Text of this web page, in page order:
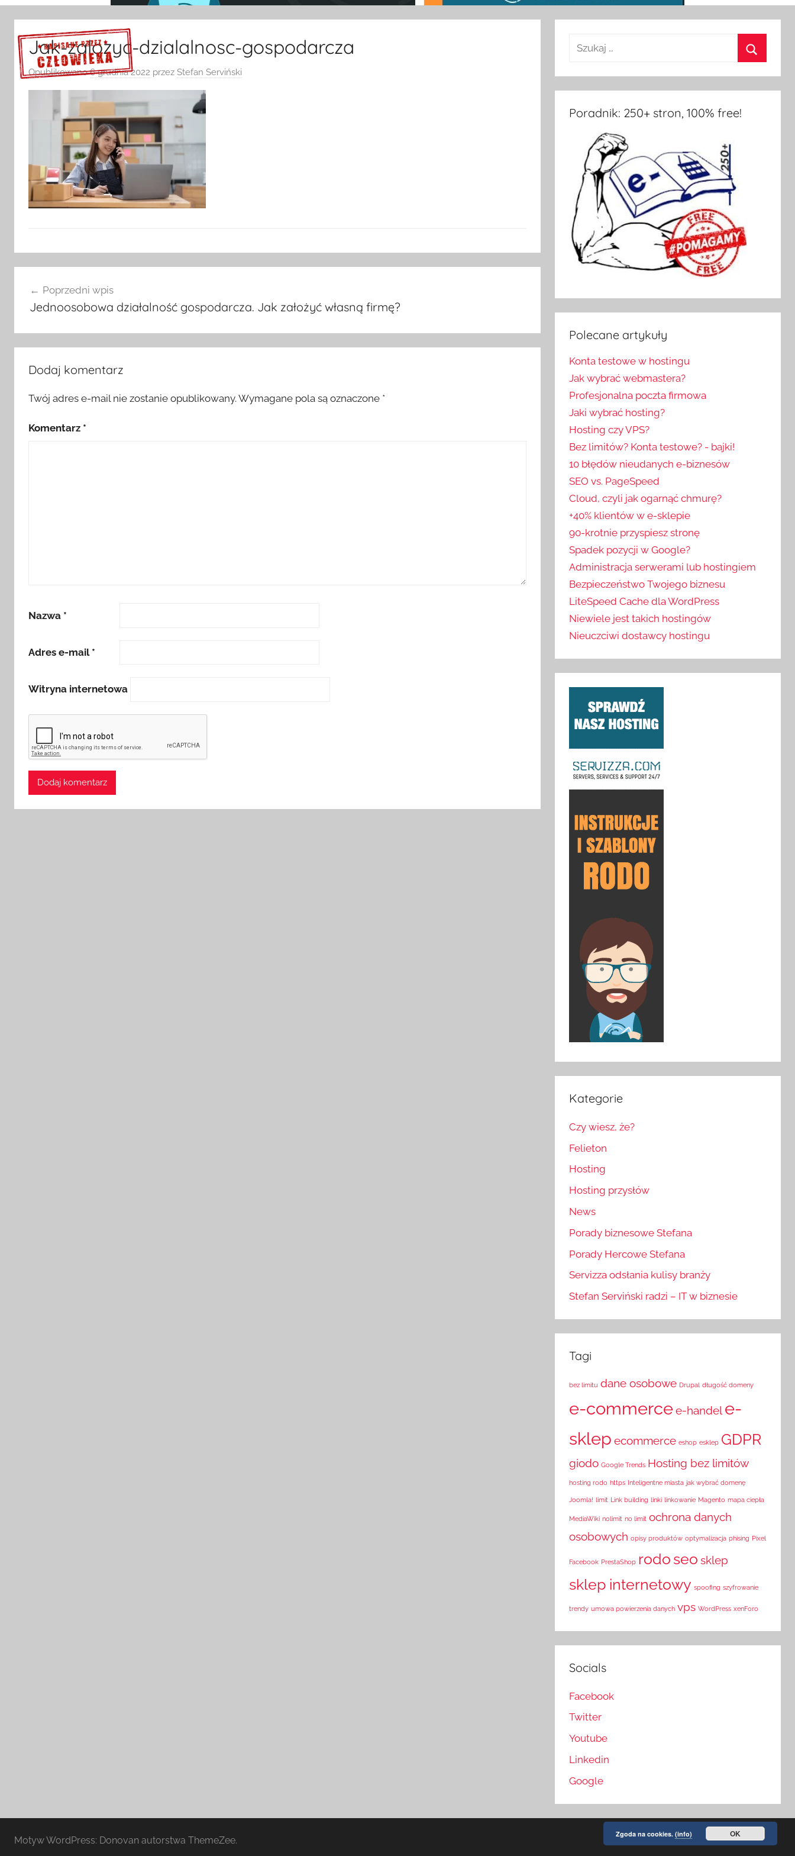
Sprawdź szczegóły >>>
Jak-zalozyc-dzialalnosc-gospodarcza
Opublikowano6 grudnia 2022 przez Stefan Serviński
wpisuPoprzedni wpis
Jednoosobowa działalność gospodarcza. Jak założyć własną firmę?
Dodaj komentarz
Twój adres e-mail nie zostanie opublikowany. Wymagane pola są oznaczone *
Komentarz *
Nazwa *
Adres e-mail *
Witryna internetowa
Szukaj:
Poradnik: 250+ stron, 100% free!
Polecane artykuły
Konta testowe w hostingu
Jak wybrać webmastera?
Profesjonalna poczta firmowa
Jaki wybrać hosting?
Hosting czy VPS?
Bez limitów? Konta testowe? - bajki!
10 błędów nieudanych e-biznesów
SEO vs. PageSpeed
Cloud, czyli jak ogarnąć chmurę?
+40% klientów w e-sklepie
90-krotnie przyspiesz stronę
Spadek pozycji w Google?
Administracja serwerami lub hostingiem
Bezpieczeństwo Twojego biznesu
LiteSpeed Cache dla WordPress
Niewiele jest takich hostingów
Nieuczciwi dostawcy hostingu
Kategorie
Czy wiesz, że?
Felieton
Hosting
Hosting przysłów
News
Porady biznesowe Stefana
Porady Hercowe Stefana
Servizza odsłania kulisy branży
Stefan Serviński radzi – IT w biznesie
Tagi
bez limitu dane osobowe Drupal długość domeny
e-commercee-handel e-
sklep ecommerce eshop esklep GDPR
giodo Google Trends Hosting bez limitów
hosting rodo https Inteligentne miasta jak wybrać domenę
Joomla! limit Link building linki linkowanie Magento mapa ciepła
MediaWiki nolimit no limit ochrona danych
osobowych opisy produktów optymalizacja phising Pixel
Facebook PrestaShop rodo seo sklep
sklep internetowy spoofing szyfrowanie
trendy umowa powierzenia danych vps WordPress xenForo
Socials
Facebook
Twitter
Youtube
Linkedin
Google
Motyw WordPress: Donovan autorstwa ThemeZee.
Zgoda na cookies. (info) OK